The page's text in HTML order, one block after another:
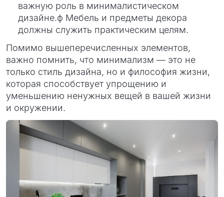
важную роль в минималистическом
дизайне.ф Мебель и предметы декора
должны служить практическим целям.
Помимо вышеперечисленных элементов,
важно помнить, что минимализм — это не
только стиль дизайна, но и философия жизни,
которая способствует упрощению и
уменьшению ненужных вещей в вашей жизни
и окружении.